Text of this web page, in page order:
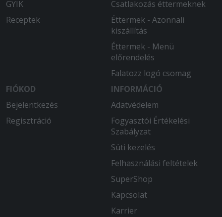
GYIK
Receptek
Csatlakozás éttermeknek
Éttermek - Azonnali
kiszállítás
Éttermek - Menü
előrendelés
Falatozz logó csomag
FIÓKOD
Bejelentkezés
Regisztráció
INFORMÁCIÓ
Adatvédelem
Fogyasztói Értékelési
Szabályzat
Süti kezelés
Felhasználási feltételek
SuperShop
Kapcsolat
Karrier